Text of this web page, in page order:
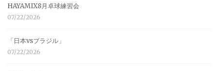
HAYAMIX8月卓球練習会
07/22/2026
「日本vsブラジル」
07/22/2026